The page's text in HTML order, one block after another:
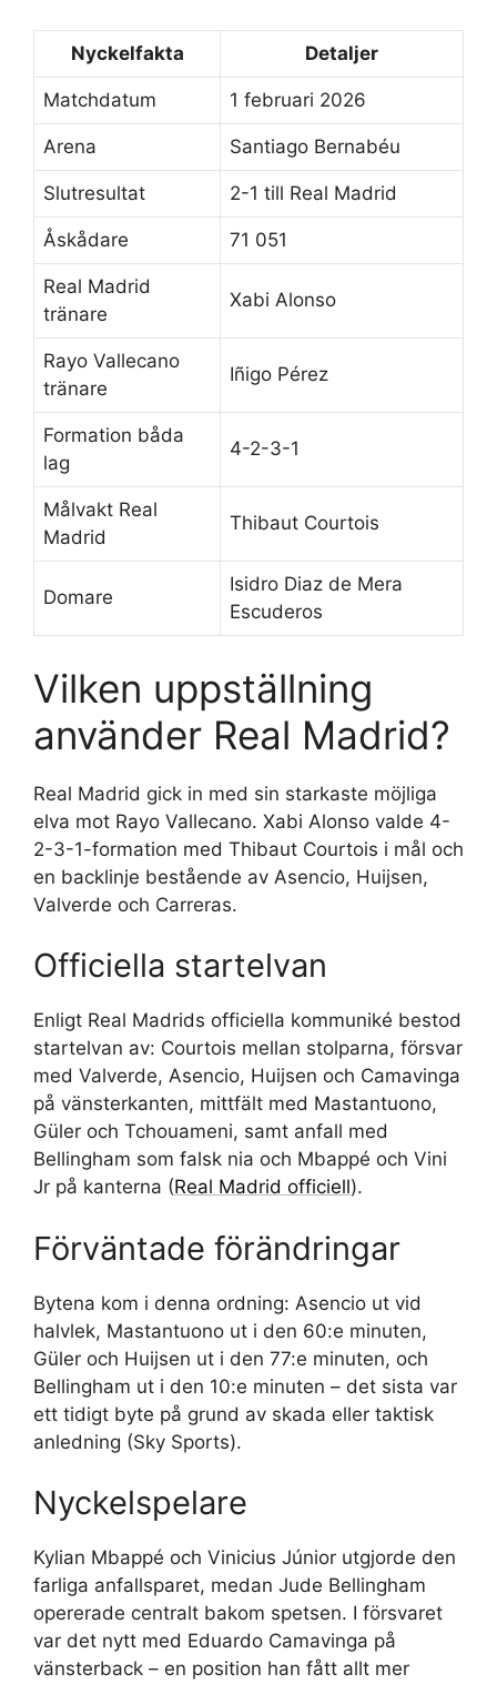
Nyckelfakta Detaljer
Matchdatum 1 februari 2026
Arena Santiago Bernabéu
Slutresultat 2-1 till Real Madrid
Åskådare 71 051
Real Madrid
tränare
Xabi Alonso
Rayo Vallecano
tränare
Iñigo Pérez
Formation båda
lag
4-2-3-1
Målvakt Real
Madrid
Thibaut Courtois
Domare
Isidro Diaz de Mera
Escuderos
Vilken uppställning
använder Real Madrid?
Real Madrid gick in med sin starkaste möjliga
elva mot Rayo Vallecano. Xabi Alonso valde 4-
2-3-1-formation med Thibaut Courtois i mål och
en backlinje bestående av Asencio, Huijsen,
Valverde och Carreras.
Officiella startelvan
Enligt Real Madrids officiella kommuniké bestod
startelvan av: Courtois mellan stolparna, försvar
med Valverde, Asencio, Huijsen och Camavinga
på vänsterkanten, mittfält med Mastantuono,
Güler och Tchouameni, samt anfall med
Bellingham som falsk nia och Mbappé och Vini
Jr på kanterna (Real Madrid officiell).
Förväntade förändringar
Bytena kom i denna ordning: Asencio ut vid
halvlek, Mastantuono ut i den 60:e minuten,
Güler och Huijsen ut i den 77:e minuten, och
Bellingham ut i den 10:e minuten – det sista var
ett tidigt byte på grund av skada eller taktisk
anledning (Sky Sports).
Nyckelspelare
Kylian Mbappé och Vinicius Júnior utgjorde den
farliga anfallsparet, medan Jude Bellingham
opererade centralt bakom spetsen. I försvaret
var det nytt med Eduardo Camavinga på
vänsterback – en position han fått allt mer